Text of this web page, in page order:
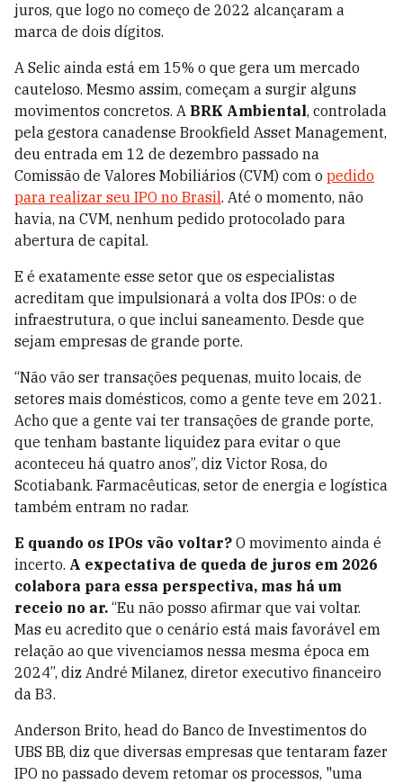
juros, que logo no começo de 2022 alcançaram a
marca de dois dígitos.
A Selic ainda está em 15% o que gera um mercado
cauteloso. Mesmo assim, começam a surgir alguns
movimentos concretos. A BRK Ambiental, controlada
pela gestora canadense Brookfield Asset Management,
deu entrada em 12 de dezembro passado na
Comissão de Valores Mobiliários (CVM) com o pedido
para realizar seu IPO no Brasil. Até o momento, não
havia, na CVM, nenhum pedido protocolado para
abertura de capital.
E é exatamente esse setor que os especialistas
acreditam que impulsionará a volta dos IPOs: o de
infraestrutura, o que inclui saneamento. Desde que
sejam empresas de grande porte.
“Não vão ser transações pequenas, muito locais, de
setores mais domésticos, como a gente teve em 2021.
Acho que a gente vai ter transações de grande porte,
que tenham bastante liquidez para evitar o que
aconteceu há quatro anos”, diz Victor Rosa, do
Scotiabank. Farmacêuticas, setor de energia e logística
também entram no radar.
E quando os IPOs vão voltar? O movimento ainda é
incerto. A expectativa de queda de juros em 2026
colabora para essa perspectiva, mas há um
receio no ar. “Eu não posso afirmar que vai voltar.
Mas eu acredito que o cenário está mais favorável em
relação ao que vivenciamos nessa mesma época em
2024”, diz André Milanez, diretor executivo financeiro
da B3.
Anderson Brito, head do Banco de Investimentos do
UBS BB, diz que diversas empresas que tentaram fazer
IPO no passado devem retomar os processos, "uma